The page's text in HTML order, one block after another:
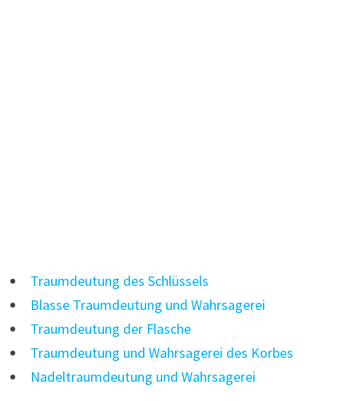
Traumdeutung des Schlüssels
Blasse Traumdeutung und Wahrsagerei
Traumdeutung der Flasche
Traumdeutung und Wahrsagerei des Korbes
Nadeltraumdeutung und Wahrsagerei